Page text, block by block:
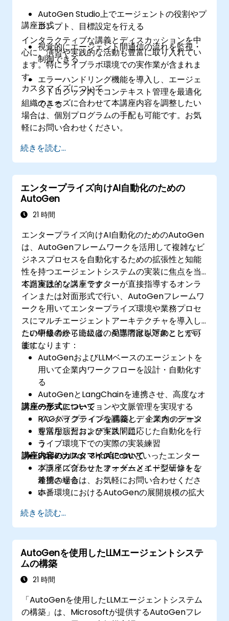
AutoGen Studio上でエージェントの役割やプ
ロンプト、目標設定を行える
視覚的にエージェント間通信の流れを監視・
制御できる
エラーハンドリング機能を導入し、エージェ
ントロジック内でコンテキスト管理を最適化
できる
講座形式
インタラクティブな講義とディスカッションを中
心に、演習や実践的な活動も豊富に取り入れてい
ます。特にライブラボ環境での実作業が含まれま
す。
カスタマイズについて
組織のニーズに合わせて本講座内容を調整したい
場合は、個別プログラムの手配も可能です。お気
軽にお問い合わせください。
続きを読む...
エンタープライズ向けAI自動化のための
AutoGen
21 時間
エンタープライズ向けAI自動化のためのAutoGen
は、AutoGenフレームワークを活用して複雑なビ
ジネスプロセスを自動化するための拡張性と知能
性を持つエージェントシステムの実装に焦点を当
てた実践的な講座です。
本講座はインストラクターが直接指導するオンラ
インまたは対面形式で行い、AutoGenフレームワ
ークを用いてエンタープライズ環境や業務プロセ
スにマルチエージェントアーキテクチャを導入し
たい中級者から上級者のAI専門家を対象としてい
ます。
この研修の終了時には、受講者は以下のことが可
能になります：
AutoGenおよびLLMベースのエージェントを
用いて企業内ワークフローを設計・自動化す
る
AutoGenとLangChainを連携させ、高度なオ
ーケストレーションや文脈管理を実現する
RAGパイプラインを構築し、企業内のデータ
を活用したコンテキストに応じた自動化を行
う
SlackやJira、SharePointといったエンター
プライズプラットフォームとエージェントを
連携させる
本番環境におけるAutoGenの展開規模の拡大
講座の形式について
インタラクティブな講義とディスカッション
豊富な演習および実践問題
ライブ環境下での実際の実装練習
講座内容のカスタマイズについて
本講座に合わせたオーダーメイド型研修をご
希望の場合は、お気軽にお問い合わせくださ
い。
続きを読む...
AutoGenを使用したLLMエージェントシステ
ムの構築
21 時間
「AutoGenを使用したLLMエージェントシステム
の構築」は、Microsoftが提供するAutoGenフレ